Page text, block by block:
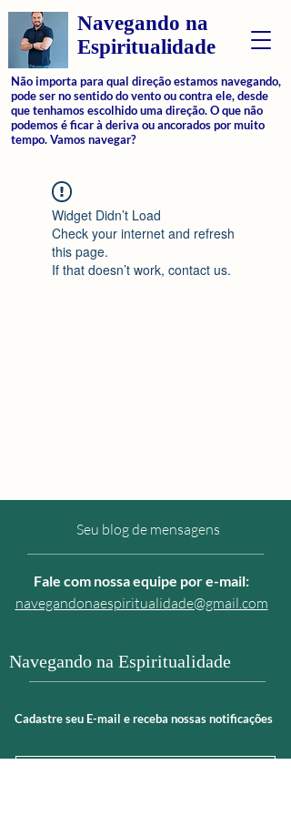
Navegando na
Espiritualidade
Não importa para qual direção estamos navegando,
pode ser no sentido do vento ou contra ele, desde
que tenhamos escolhido uma direção. O que não
podemos é ficar à deriva ou ancorados por muito
tempo. Vamos navegar?
Widget Didn’t Load
Check your internet and refresh
this page.
If that doesn’t work, contact us.
Seu blog de mensagens
Fale com nossa equipe por e-mail:
navegandonaespiritualidade@gmail.com
Navegando na Espiritualidade
Cadastre seu E-mail e receba nossas notificações